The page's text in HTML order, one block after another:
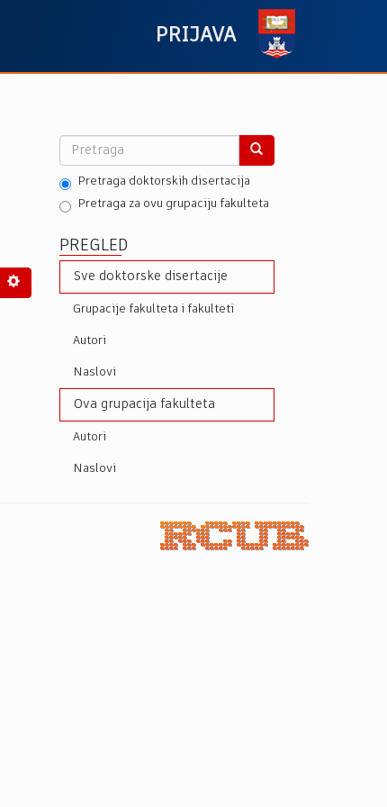
PRIJAVA
Pretraga doktorskih disertacija
Pretraga za ovu grupaciju fakulteta
PREGLED
Sve doktorske disertacije
Grupacije fakulteta i fakulteti
Autori
Naslovi
Ova grupacija fakulteta
Autori
Naslovi